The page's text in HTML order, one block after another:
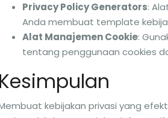
Privacy Policy Generators:
Anda membuat template
Alat Manajemen Cookie:
tentang penggunaan cookies
Kesimpulan
kebijakan privasi yang